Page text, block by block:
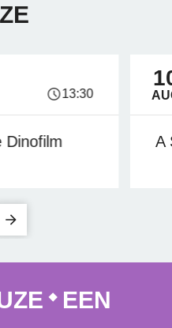
13:30
Dinofilm
FILM
A
EEN